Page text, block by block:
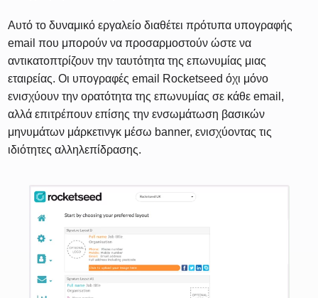
Αυτό το δυναμικό εργαλείο διαθέτει πρότυπα υπογραφής
email που μπορούν να προσαρμοστούν ώστε να
αντικατοπτρίζουν την ταυτότητα της επωνυμίας μιας
εταιρείας. Οι υπογραφές email Rocketseed όχι μόνο
ενισχύουν την ορατότητα της επωνυμίας σε κάθε email,
αλλά επιτρέπουν επίσης την ενσωμάτωση βασικών
μηνυμάτων μάρκετινγκ μέσω banner, ενισχύοντας τις
ιδιότητες αλληλεπίδρασης.